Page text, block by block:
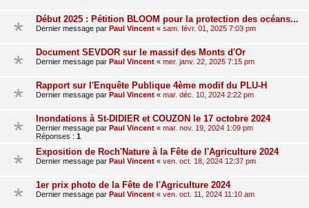
Début 2025 : Pétition BLOOM pour la protection des océans...
Dernier message par Paul Vincent « sam. févr. 01, 2025 7:03 pm
Document SEVDOR sur le massif des Monts d'Or
Dernier message par Paul Vincent « mer. janv. 22, 2025 7:15 pm
Rapport sur l'Enquête Publique 4ème modif du PLU-H
Dernier message par Paul Vincent « mar. déc. 10, 2024 2:22 pm
Inondations à St-DIDIER et COUZON le 17 octobre 2024
Dernier message par Paul Vincent « mar. nov. 19, 2024 1:09 pm
Réponses : 1
Exposition de Roch'Nature à la Fête de l'Agriculture 2024
Dernier message par Paul Vincent « ven. oct. 18, 2024 12:37 pm
1er prix photo de la Fête de l'Agriculture 2024
Dernier message par Paul Vincent « ven. oct. 11, 2024 11:10 am